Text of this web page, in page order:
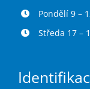
Pondělí 9 –
Středa 17 –